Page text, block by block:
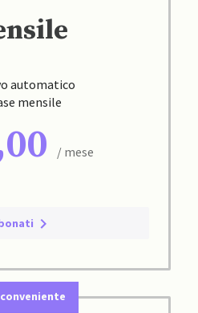
automatico
mensile
/ mese